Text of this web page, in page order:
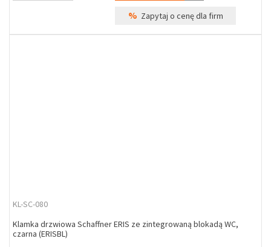
% Zapytaj o cenę dla firm
KL-SC-080
Klamka drzwiowa Schaffner ERIS ze zintegrowaną blokadą WC,
czarna (ERISBL)